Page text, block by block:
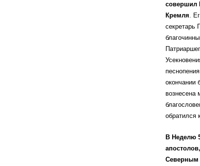
совершил
Кремля.
секретарь
окончании
вознесена
обратился
В Неделю
Северным